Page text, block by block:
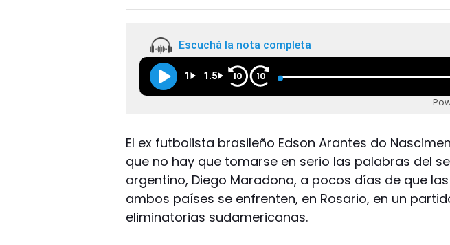
Escuchá la nota completa
1 1.5 10 10
El ex futbolista brasileño Edson Arantes do
que no hay que tomarse en serio las palabras del
argentino, Diego Maradona, a pocos días de que
ambos países se enfrenten, en Rosario, en un
eliminatorias sudamericanas.